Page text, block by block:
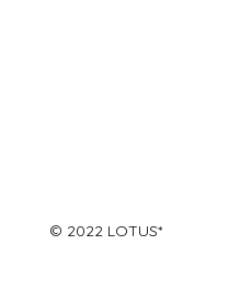
© 2022 LOTUS*